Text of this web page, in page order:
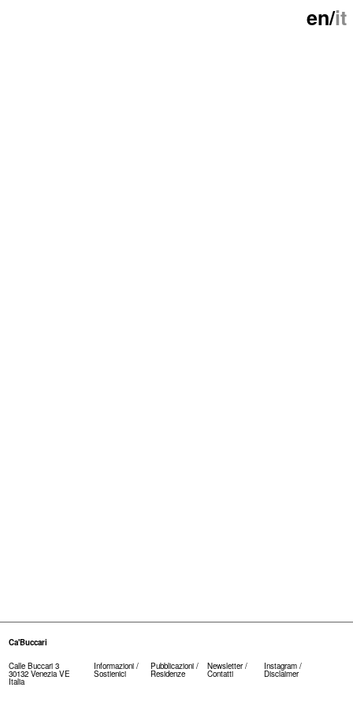
en/it
Ca'Buccari
Calle Buccari 3
30132 Venezia VE
Italia
Informazioni /
Sostienici
Pubblicazioni /
Residenze
Newsletter/
Contatti
Instagram /
Disclaimer